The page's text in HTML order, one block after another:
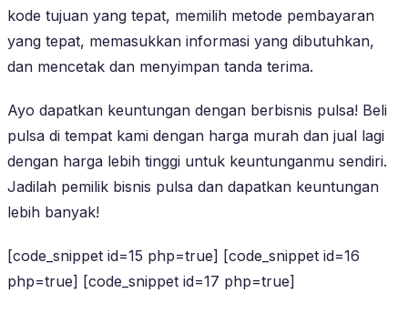
kode tujuan yang tepat, memilih metode pembayaran
yang tepat, memasukkan informasi yang dibutuhkan,
dan mencetak dan menyimpan tanda terima.
Ayo dapatkan keuntungan dengan berbisnis pulsa! Beli
pulsa di tempat kami dengan harga murah dan jual lagi
dengan harga lebih tinggi untuk keuntunganmu sendiri.
Jadilah pemilik bisnis pulsa dan dapatkan keuntungan
lebih banyak!
[code_snippet id=15 php=true] [code_snippet id=16
php=true] [code_snippet id=17 php=true]